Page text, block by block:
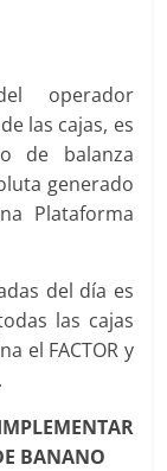
operador
las cajas, es
de balanza
generado
Plataforma
del día es
las cajas
el FACTOR y
BANANO